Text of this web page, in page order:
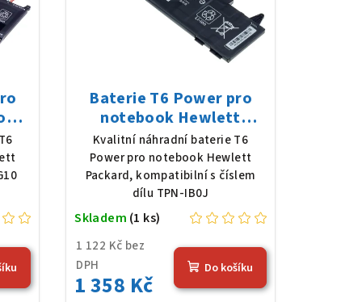
Baterie T6 Power pro
notebook Hewlett
Packard TPN-IB0J, Li-
Poly, 11,4 V, 3790 mAh
(45 Wh), černá
Kvalitní náhradní baterie T6
Power pro notebook Hewlett
Packard, kompatibilní s číslem
dílu TPN-IB0J
1 122 Kč bez
DPH
1 358 Kč
Skladem (1 ks)
Do košíku